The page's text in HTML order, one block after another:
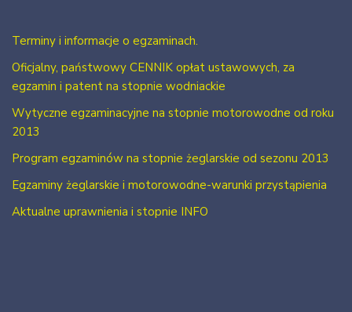
Terminy i informacje o egzaminach.
Oficjalny, państwowy CENNIK opłat ustawowych, za
egzamin i patent na stopnie wodniackie
Wytyczne egzaminacyjne na stopnie motorowodne od roku
2013
Program egzaminów na stopnie żeglarskie od sezonu 2013
Egzaminy żeglarskie i motorowodne-warunki przystąpienia
Aktualne uprawnienia i stopnie INFO